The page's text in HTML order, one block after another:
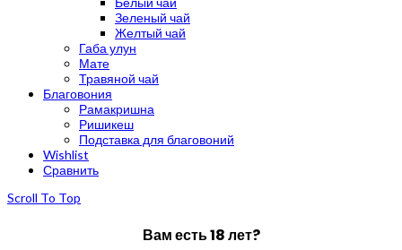
Зеленый чай
Желтый чай
Габа улун
Мате
Травяной чай
Благовония
Рамакришна
Ришикеш
Подставка для благовоний
Wishlist
Сравнить
Scroll To Top
Вам есть 18 лет?